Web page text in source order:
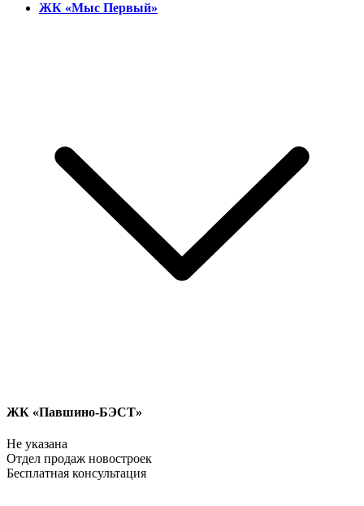
ЖК «Мыс Первый»
ЖК «Павшино-БЭСТ»
Не указана
Отдел продаж новостроек
Бесплатная консультация